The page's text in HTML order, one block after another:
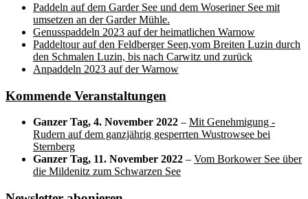
Paddeln auf dem Garder See und dem Woseriner See mit
umsetzen an der Garder Mühle.
Genusspaddeln 2023 auf der heimatlichen Warnow
Paddeltour auf den Feldberger Seen,vom Breiten Luzin durch
den Schmalen Luzin, bis nach Carwitz und zurück
Anpaddeln 2023 auf der Warnow
Kommende Veranstaltungen
Ganzer Tag, 4. November 2022 – Mit Genehmigung -
Rudern auf dem ganzjährig gesperrten Wustrowsee bei
Sternberg
Ganzer Tag, 11. November 2022 – Vom Borkower See über
die Mildenitz zum Schwarzen See